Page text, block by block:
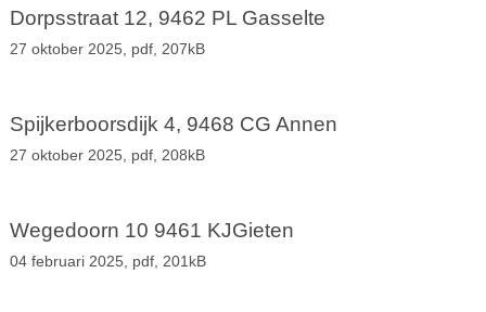
Dorpsstraat 12, 9462 PL Gasselte
27 oktober 2025, pdf, 207kB
Spijkerboorsdijk 4, 9468 CG Annen
27 oktober 2025, pdf, 208kB
Wegedoorn 10 9461 KJGieten
04 februari 2025, pdf, 201kB